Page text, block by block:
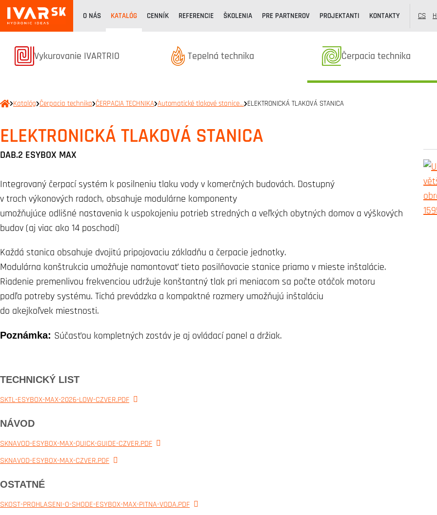
O NÁS KATALÓG CENNÍK REFERENCIE ŠKOLENIA PRE PARTNEROV PROJEKTANTI KONTAKTY CS
Termékek kategóriából
Vykurovanie IVARTRIO Termékek kategóriából
Tepelná technika Termékek kategóriából
Čerpacia technika
Katalóg Čerpacia technika ČERPACIA TECHNIKA Automatické tlakové stanice… ELEKTRONICKÁ TLAKOVÁ STANICA
ELEKTRONICKÁ TLAKOVÁ STANICA
DAB.2 ESYBOX MAX
Integrovaný čerpací systém k posilneniu tlaku vody v komerčných budovách. Dostupný
v troch výkonových radoch, obsahuje modulárne komponenty
umožňujúce odlišné nastavenia k uspokojeniu potrieb stredných a veľkých obytných domov a výškových
budov (aj viac ako 14 poschodí)
Každá stanica obsahuje dvojitú pripojovaciu základňu a čerpacie jednotky.
Modulárna konštrukcia umožňuje namontovať tieto posilňovacie stanice priamo v mieste inštalácie.
Riadenie premenlivou frekvenciou udržuje konštantný tlak pri meniacom sa počte otáčok motoru
podľa potreby systému. Tichá prevádzka a kompaktné rozmery umožňujú inštaláciu
do akejkoľvek miestnosti.
Poznámka: Súčasťou kompletných zostáv je aj ovládací panel a držiak.
TECHNICKÝ LIST
SKTL-ESYBOX-MAX-2026-LOW-CZVER.PDF
NÁVOD
SKNAVOD-ESYBOX-MAX-QUICK-GUIDE-CZVER.PDF
SKNAVOD-ESYBOX-MAX-CZVER.PDF
OSTATNÉ
SKOST-PROHLASENI-O-SHODE-ESYBOX-MAX-PITNA-VODA.PDF